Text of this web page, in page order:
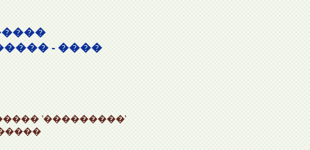
- ����
'���������'